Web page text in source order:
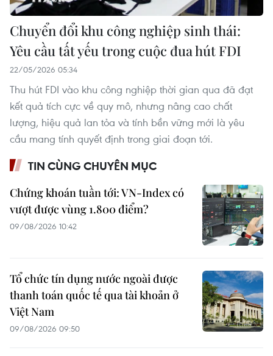
Chuyển đổi khu công nghiệp sinh thái:
Yêu cầu tất yếu trong cuộc đua hút FDI
22/05/2026 05:34
Thu hút FDI vào khu công nghiệp thời gian qua đã đạt
kết quả tích cực về quy mô, nhưng nâng cao chất
lượng, hiệu quả lan tỏa và tính bền vững mới là yêu
cầu mang tính quyết định trong giai đoạn tới.
TIN CÙNG CHUYÊN MỤC
Chứng khoán tuần tới: VN-Index có
vượt được vùng 1.800 điểm?
09/08/2026 10:42
Tổ chức tín dụng nước ngoài được
thanh toán quốc tế qua tài khoản ở
Việt Nam
09/08/2026 09:50